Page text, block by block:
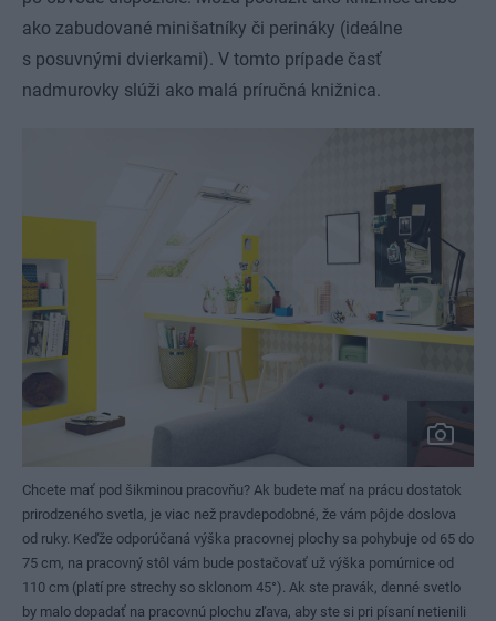
ako zabudované minišatníky či perináky (ideálne
s posuvnými dvierkami). V tomto prípade časť
nadmurovky slúži ako malá príručná knižnica.
Chcete mať pod šikminou pracovňu? Ak budete mať na prácu dostatok
prirodzeného svetla, je viac než pravdepodobné, že vám pôjde doslova
od ruky. Keďže odporúčaná výška pracovnej plochy sa pohybuje od 65 do
75 cm, na pracovný stôl vám bude postačovať už výška pomúrnice od
110 cm (platí pre strechy so sklonom 45°). Ak ste pravák, denné svetlo
by malo dopadať na pracovnú plochu zľava, aby ste si pri písaní netienili